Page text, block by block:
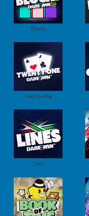
Blocks
Twenty-One
Lines